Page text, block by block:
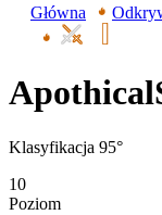
Główna
Klasyfikacja 95°
10
Poziom